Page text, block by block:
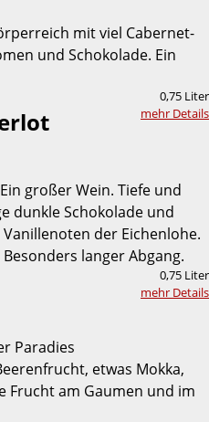
mit viel Cabernet-
und Schokolade. Ein
0,75 Liter
mehr Details
großer Wein. Tiefe und
dunkle Schokolade und
der Eichenlohe.
langer Abgang.
0,75 Liter
mehr Details
Paradies
etwas Mokka,
Frucht am Gaumen und im